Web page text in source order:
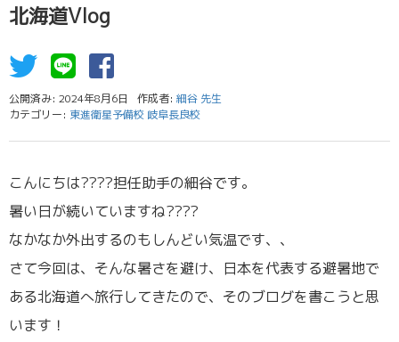
北海道Vlog
公開済み: 2024年8月6日 作成者: 細谷 先生
カテゴリー: 東進衛星予備校 岐阜長良校
こんにちは????担任助手の細谷です。
暑い日が続いていますね????
なかなか外出するのもしんどい気温です、、
さて今回は、そんな暑さを避け、日本を代表する避暑地で
ある北海道へ旅行してきたので、そのブログを書こうと思
います！